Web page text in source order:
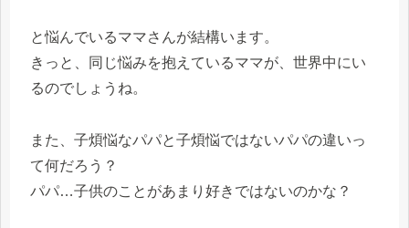
と悩んでいるママさんが結構います。
きっと、同じ悩みを抱えているママが、世界中にい
るのでしょうね。
また、子煩悩なパパと子煩悩ではないパパの違いっ
て何だろう？
パパ…子供のことがあまり好きではないのかな？